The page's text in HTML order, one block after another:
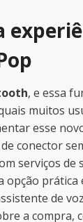
, e essa
muitos
esse
conector
serviços de
opção prática
de
a compra,